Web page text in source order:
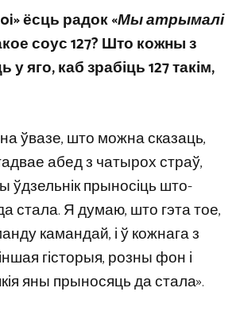
ёсць радок «Мы атрымалі
соус 127? Што кожны з
у яго, каб зрабіць 127 такім,
ўвазе, што можна сказаць,
абед з чатырох страў,
ўдзельнік прыносіць што-
стала. Я думаю, што гэта тое,
камандай, і ў кожнага з
гісторыя, розны фон і
яны прыносяць да стала».